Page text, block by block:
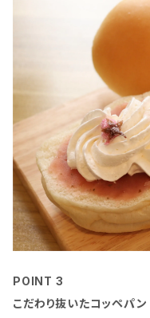
POINT 3
こだわり抜いたコッペパン